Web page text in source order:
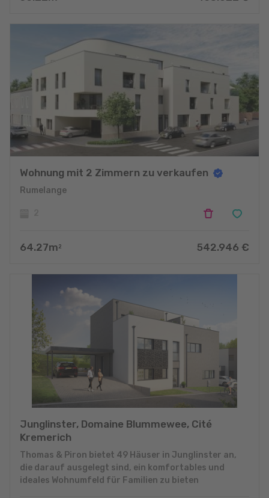
Wohnung mit 2 Zimmern zu verkaufen
Rumelange
64.27m 2 542.946 €
Junglinster, Domaine Blummewee, Cité
Kremerich
Thomas & Piron bietet 49 Häuser in Junglinster an,
die darauf ausgelegt sind, ein komfortables und
ideales Wohnumfeld für Familien zu bieten